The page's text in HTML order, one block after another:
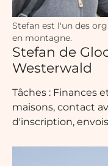
Stefan est l'un des
en montagne.
Stefan de
Westerwald
Tâches : Finances
maisons, contact
d'inscription,